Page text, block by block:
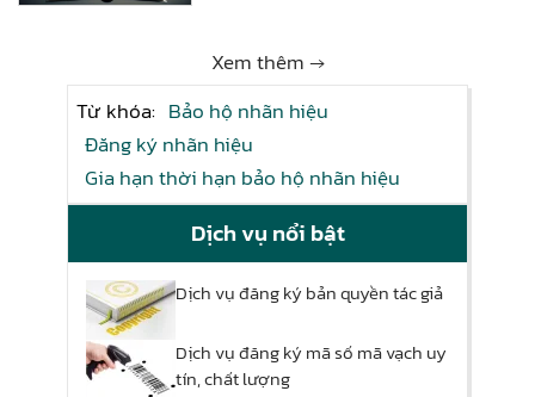
Xem thêm →
Từ khóa: Bảo hộ nhãn hiệu
Đăng ký nhãn hiệu
Gia hạn thời hạn bảo hộ nhãn hiệu
Dịch vụ nổi bật
Dịch vụ đăng ký bản quyền tác giả
Dịch vụ đăng ký mã số mã vạch uy
tín, chất lượng